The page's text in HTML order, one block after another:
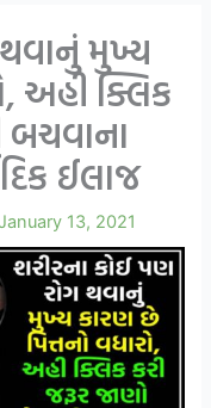
મુખ્ય
અહી ક્લિક
બચવાના
ઈલાજ
13, 2021